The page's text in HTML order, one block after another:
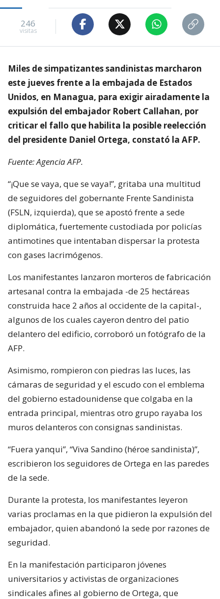
246
visitas
Miles de simpatizantes sandinistas marcharon
este jueves frente a la embajada de Estados
Unidos, en Managua, para exigir airadamente la
expulsión del embajador Robert Callahan, por
criticar el fallo que habilita la posible reelección
del presidente Daniel Ortega, constató la AFP.
Fuente: Agencia AFP.
“¡Que se vaya, que se vaya!”, gritaba una multitud
de seguidores del gobernante Frente Sandinista
(FSLN, izquierda), que se apostó frente a sede
diplomática, fuertemente custodiada por policías
antimotines que intentaban dispersar la protesta
con gases lacrimógenos.
Los manifestantes lanzaron morteros de fabricación
artesanal contra la embajada -de 25 hectáreas
construida hace 2 años al occidente de la capital-,
algunos de los cuales cayeron dentro del patio
delantero del edificio, corroboró un fotógrafo de la
AFP.
Asimismo, rompieron con piedras las luces, las
cámaras de seguridad y el escudo con el emblema
del gobierno estadounidense que colgaba en la
entrada principal, mientras otro grupo rayaba los
muros delanteros con consignas sandinistas.
“Fuera yanqui”, “Viva Sandino (héroe sandinista)”,
escribieron los seguidores de Ortega en las paredes
de la sede.
Durante la protesta, los manifestantes leyeron
varias proclamas en la que pidieron la expulsión del
embajador, quien abandonó la sede por razones de
seguridad.
En la manifestación participaron jóvenes
universitarios y activistas de organizaciones
sindicales afines al gobierno de Ortega, que